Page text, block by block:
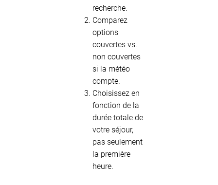
recherche.
Comparez
options
couvertes vs.
non couvertes
si la météo
compte.
Choisissez en
fonction de la
durée totale de
votre séjour,
pas seulement
la première
heure.